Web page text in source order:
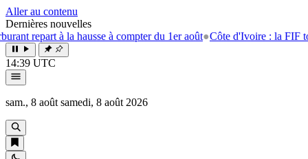
Aller au contenu
Dernières nouvelles
à la hausse à compter du 1er août● Côte d'Ivoire : la FIF tourne la
14:39 UTC
sam., 8 août samedi, 8 août 2026